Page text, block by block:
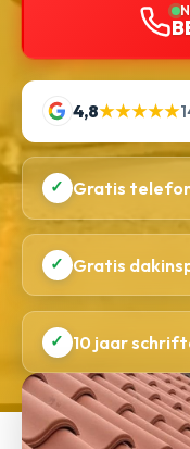
4,8★★★★★
✓ Gratis
✓ Gratis
✓ 10 jaar